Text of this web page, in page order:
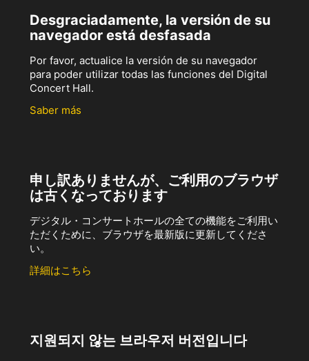
Desgraciadamente, la versión de su
navegador está desfasada
Por favor, actualice la versión de su navegador
para poder utilizar todas las funciones del Digital
Concert Hall.
Saber más
申し訳ありませんが、ご利用のブラウザ
は古くなっております
デジタル・コンサートホールの全ての機能をご利用い
ただくために、ブラウザを最新版に更新してくださ
い。
詳細はこちら
지원되지 않는 브라우저 버전입니다